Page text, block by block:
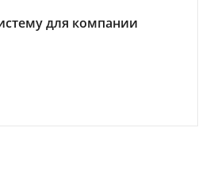
для компании